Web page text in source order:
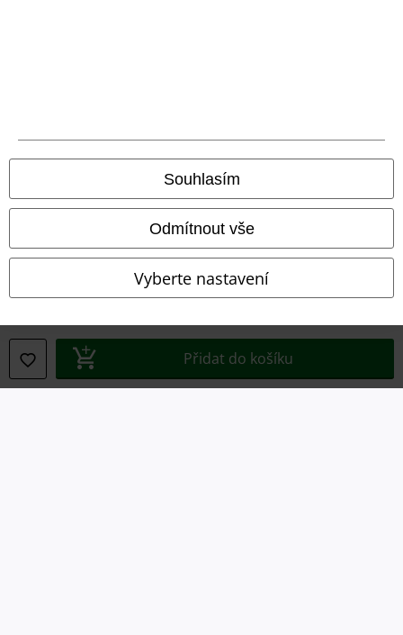
Souhlasím
Odmítnout vše
Vyberte nastavení
Přidat do košíku
Prohlášení
Prohlášení o shodě
Informace o přístupnosti
Nastavení souborů cookie
Odstoupení od smlouvy